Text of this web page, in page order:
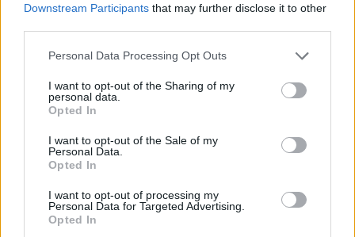
Downstream Participants that may further disclose it to other
Personal Data Processing Opt Outs
I want to opt-out of the Sharing of my
personal data.
Opted In
I want to opt-out of the Sale of my
Personal Data.
Opted In
I want to opt-out of processing my
Personal Data for Targeted Advertising.
Opted In
mondhatsz